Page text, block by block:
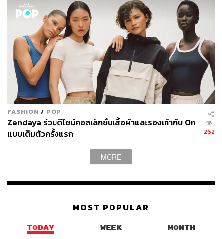
FASHION / POP
Zendaya ร่วมดีไซน์คอลเล็กชั่นเสื้อผ้าและรองเท้ากับ On
แบบเต็มตัวครั้งแรก
262
MORE
MOST POPULAR
TODAY WEEK MONTH